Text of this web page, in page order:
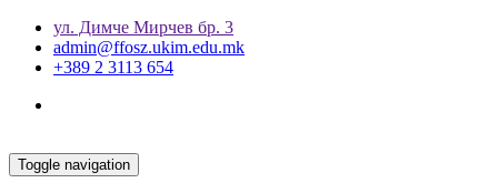
ул. Димче Мирчев бр. 3
admin@ffosz.ukim.edu.mk
+389 2 3113 654
Toggle navigation